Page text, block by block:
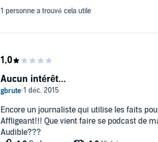
Encore un journaliste qui utilise les faits
Affligeant!!! Que vient faire se podcast de
Audible???
Aucun intérêt...